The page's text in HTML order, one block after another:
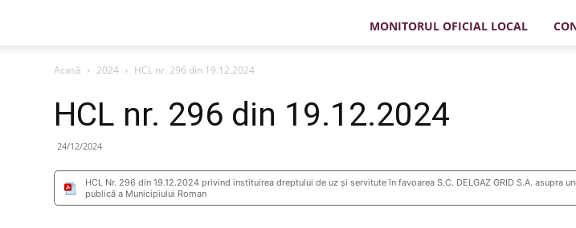
MONITORUL OFICIAL LOCAL
Acasă 2024 HCL nr. 296 din 19.12.2024
HCL nr. 296 din 19.12.2024
24/12/2024
HCL Nr. 296 din 19.12.2024 privind instituirea dreptului de uz și servitute în favoarea S.C. DELGAZ GRID S.A. asupra
publică a Municipiului Roman